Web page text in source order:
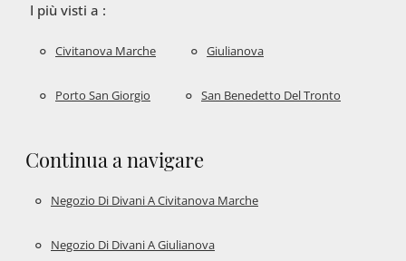
I più visti a :
Civitanova Marche Giulianova
Porto San Giorgio San Benedetto Del Tronto
Continua a navigare
Negozio Di Divani A Civitanova Marche
Negozio Di Divani A Giulianova